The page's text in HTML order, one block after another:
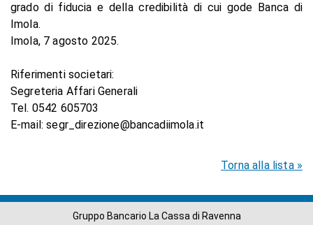
grado di fiducia e della credibilità di cui gode Banca di
Imola.
Imola, 7 agosto 2025.
Riferimenti societari:
Segreteria Affari Generali
Tel. 0542 605703
E-mail: segr_direzione@bancadiimola.it
Torna alla lista »
Gruppo Bancario La Cassa di Ravenna